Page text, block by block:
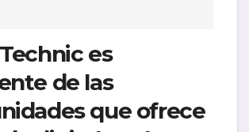
es
de las
que ofrece